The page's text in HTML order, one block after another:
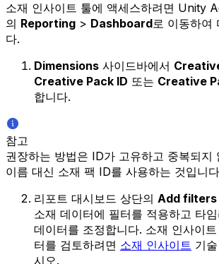
소재 인사이트 툴에 액세스하려면 Unity
의 Reporting > Dashboard로 이동하여
다.
Dimensions 사이드바에서
Creative Pack ID 또는 Creative
합니다.
참고
권장하는 방법은 ID가 고유하고 중복되지
이름 대신 소재 팩 ID를 사용하는 것입니
리포트 대시보드 상단의 Add filters
소재 데이터에 필터를 적용하고 타
데이터를 조정합니다. 소재 인사이
터를 검토하려면 소재 인사이트 기
시오.